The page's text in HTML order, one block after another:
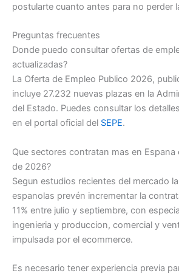
postularte cuanto antes para no perder
Preguntas frecuentes
Donde puedo consultar ofertas de
actualizadas?
La Oferta de Empleo Publico 2026,
incluye 27.232 nuevas plazas en la
del Estado. Puedes consultar los
en el portal oficial del SEPE.
Que sectores contratan mas en Espana
de 2026?
Segun estudios recientes del mercado
espanolas prevén incrementar la
11% entre julio y septiembre, con
ingenieria y produccion, comercial y
impulsada por el ecommerce.
Es necesario tener experiencia previa